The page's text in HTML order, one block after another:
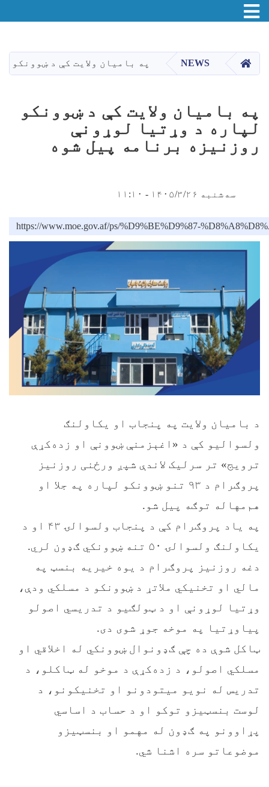
دانګل
Toggle navigation
HOME
NEWS په بامیان ولایت کې د ښوونکو
په بامیان ولایت کې د ښوونکو
لپاره د وړتيا لوړونې
روزنیزه برنامه پیل شوه
سه‌شنبه ۱۴۰۵/۳/۲۶ - ۱۱:۱۰
https://www.moe.gov.af/ps/%D9%BE%D9%87-
د بامیان ولایت په پنجاب او یکاولنګ
ولسوالیو کې د «اغېزمنې ښوونې او زده‌کړې
ترویج» تر سرلیک لاندې شپږ ورځنی روزنیز
پروګرام د ۹۳ تنو ښوونکو لپاره په جلا او
هم‌مهاله توګه پیل شو.
په ياد پروګرام کې د پنجاب ولسوالۍ ۴۳ او د
یکاولنګ ولسوالۍ ۵۰ تنه ښوونکي ګډون لري.
دغه روزنیز پروګرام د یوه خیریه بنسټ په
مالي او تخنیکي ملاتړ د ښوونکو د مسلکي ودې،
وړتيا لوړونې او د ټولګیو د تدریسي اصولو
پیاوړتیا په موخه جوړ شوی دی.
ټاکل شوې ده چې ګډونوال ښوونکي له اخلاقي او
مسلکي اصولو، د زده‌کړې د موخو له ټاکلو، د
تدریس له نويو میتودونو او تخنیکونو، د
لوست بنسټیزو توکو او د حساب د اساسي
پړاوونو په ګډون له مهمو او بنسټيزو
موضوعاتو سره اشنا شي.